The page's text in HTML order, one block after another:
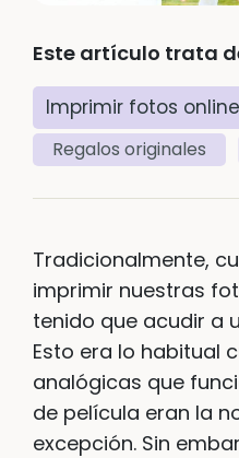
Este artículo trata
Imprimir fotos online
Regalos originales
Tradicionalmente,
imprimir nuestras
tenido que acudir a
Esto era lo habitual
analógicas que
de película eran la
excepción. Sin